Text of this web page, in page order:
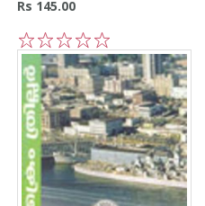
Rs 145.00
5
4
3
2
1